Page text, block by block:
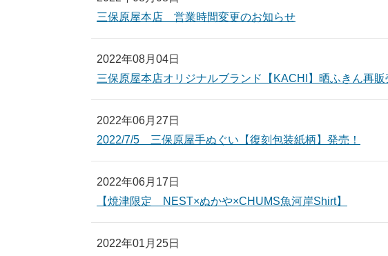
三保原屋本店 営業時間変更のお知らせ
2022年08月04日
三保原屋本店オリジナルブランド【KACHI】晒ふきん再販
2022年06月27日
2022/7/5 三保原屋手ぬぐい【復刻包装紙柄】発売！
2022年06月17日
【焼津限定 NEST×ぬかや×CHUMS魚河岸Shirt】
2022年01月25日